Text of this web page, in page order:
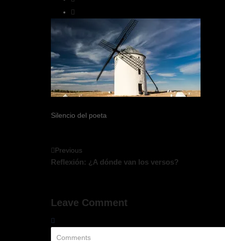
Silencio del poeta
Previous
Reflexión: ¿A dónde van los versos?
Leave Comment